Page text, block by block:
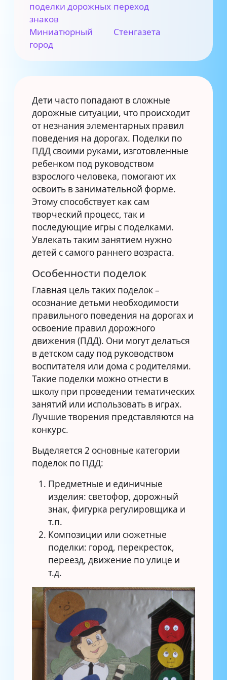
поделки дорожных
знаков
переход
Миниатюрный
город
Стенгазета
Дети часто попадают в сложные
дорожные ситуации, что происходит
от незнания элементарных правил
поведения на дорогах. Поделки по
ПДД своими руками, изготовленные
ребенком под руководством
взрослого человека, помогают их
освоить в занимательной форме.
Этому способствует как сам
творческий процесс, так и
последующие игры с поделками.
Увлекать таким занятием нужно
детей с самого раннего возраста.
Особенности поделок
Главная цель таких поделок –
осознание детьми необходимости
правильного поведения на дорогах и
освоение правил дорожного
движения (ПДД). Они могут делаться
в детском саду под руководством
воспитателя или дома с родителями.
Такие поделки можно отнести в
школу при проведении тематических
занятий или использовать в играх.
Лучшие творения представляются на
конкурс.
Выделяется 2 основные категории
поделок по ПДД:
Предметные и единичные
изделия: светофор, дорожный
знак, фигурка регулировщика и
т.п.
Композиции или сюжетные
поделки: город, перекресток,
переезд, движение по улице и
т.д.